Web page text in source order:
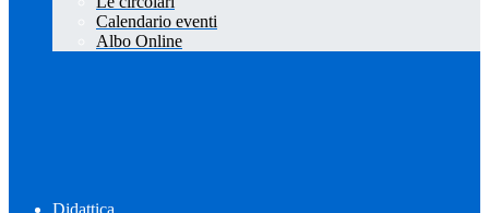
Calendario eventi
Albo Online